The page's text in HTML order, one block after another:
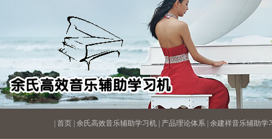
首页 余氏高效音乐辅助学习机 产品理论体系 余建祥音乐辅助学